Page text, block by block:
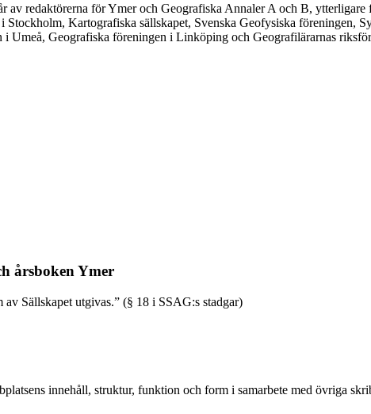
redaktörerna för Ymer och Geografiska Annaler A och B, ytterligare
Kartografiska sällskapet, Svenska Geofysiska föreningen,
Umeå, Geografiska föreningen i Linköping och Geografilärarnas
årsboken Ymer
Sällskapet utgivas.” (§ 18 i SSAG:s stadgar)
innehåll, struktur, funktion och form i samarbete med övriga